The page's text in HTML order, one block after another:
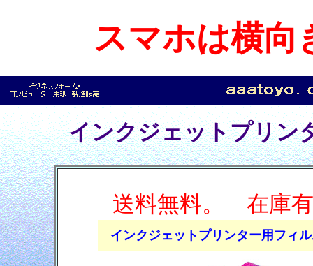
スマホは横向
インクジェットプリン
送料無料。 在庫
インクジェットプリンター用フ